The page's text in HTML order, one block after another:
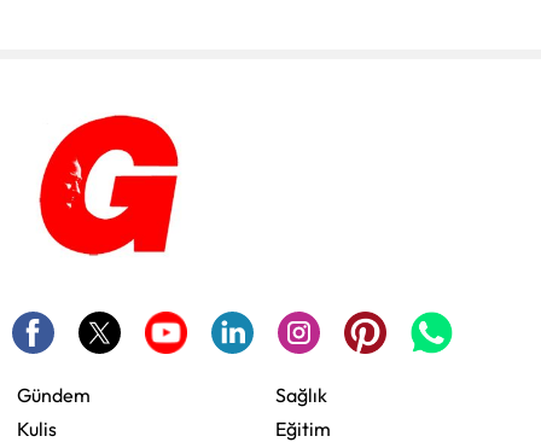
Gündem
Kulis
Sağlık
Eğitim